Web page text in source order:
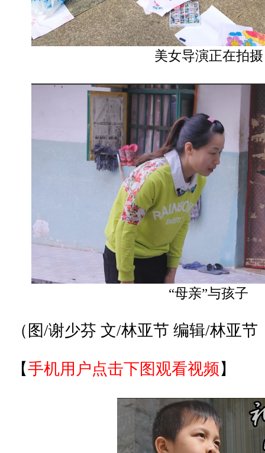
美女导演正在拍摄
“母亲”与孩子
（图/谢少芬 文/林亚节 编辑/林亚
【手机用户点击下图观看视频 】